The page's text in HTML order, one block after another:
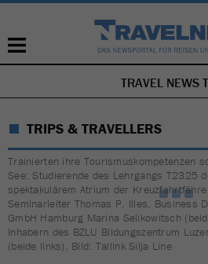
TRAVEL NEWS
TRIPS & TRAVELLERS
Trainierten ihre Tourismuskompetenzen
See: Studierende des Lehrgangs T2325
spektakulärem Atrium der
Seminarleiter Thomas P. Illes, Business
GmbH Hamburg Marina Selikowitsch
Inhabern des BZLU Bildungszentrum
(beide links). Bild: Tallink Silja Line